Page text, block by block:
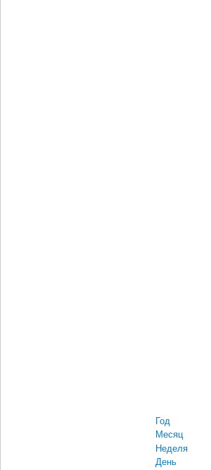
Год
Месяц
Неделя
День